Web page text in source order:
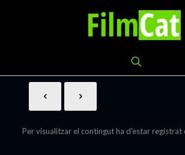
Per visualitzar el contingut ha d'estar registrat